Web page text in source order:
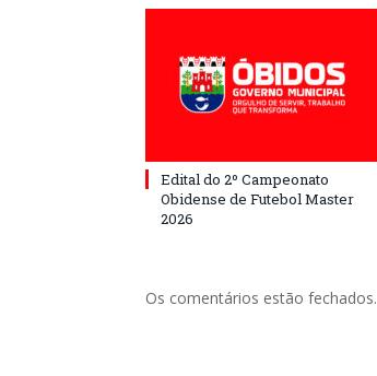
Edital do 2º Campeonato
Obidense de Futebol Master
2026
Os comentários estão fechados.